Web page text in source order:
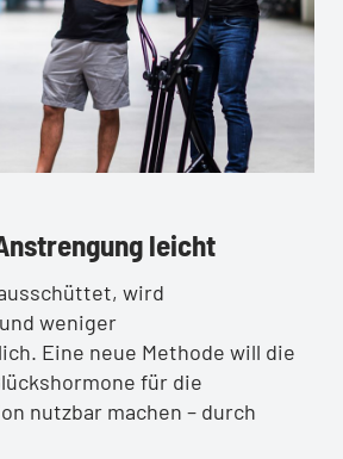
leicht
wird
weniger
Eine neue Methode will die
für die
nutzbar machen – durch